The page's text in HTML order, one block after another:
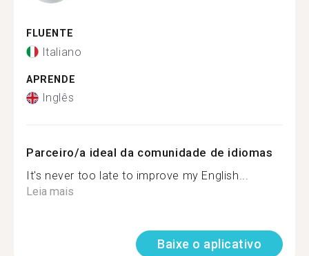
FLUENTE
Italiano
APRENDE
Inglês
Parceiro/a ideal da comunidade de idiomas
It's never too late to improve my English...
Leia mais
Baixe o aplicativo